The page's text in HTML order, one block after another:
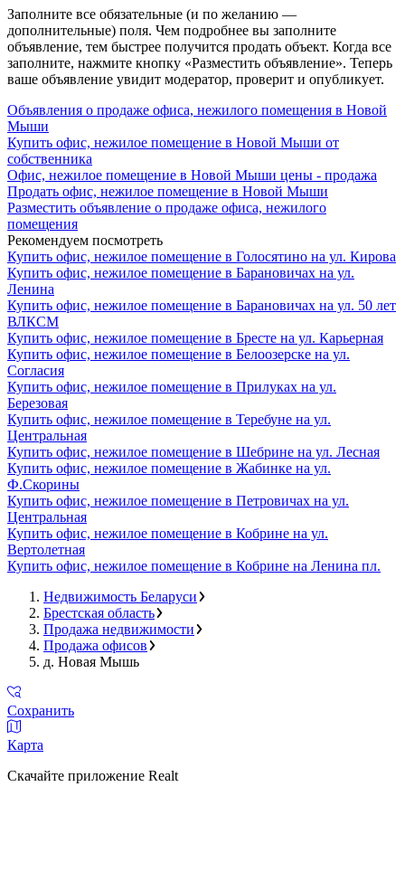
Заполните все обязательные (и по желанию —
дополнительные) поля. Чем подробнее вы заполните
объявление, тем быстрее получится продать объект. Когда все
заполните, нажмите кнопку «Разместить объявление». Теперь
ваше объявление увидит модератор, проверит и опубликует.
Объявления о продаже офиса, нежилого помещения в Новой
Мыши
Купить офис, нежилое помещение в Новой Мыши от
собственника
Офис, нежилое помещение в Новой Мыши цены - продажа
Продать офис, нежилое помещение в Новой Мыши
Разместить объявление о продаже офиса, нежилого
помещения
Рекомендуем посмотреть
Купить офис, нежилое помещение в Голосятино на ул. Кирова
Купить офис, нежилое помещение в Барановичах на ул.
Ленина
Купить офис, нежилое помещение в Барановичах на ул. 50 лет
ВЛКСМ
Купить офис, нежилое помещение в Бресте на ул. Карьерная
Купить офис, нежилое помещение в Белоозерске на ул.
Согласия
Купить офис, нежилое помещение в Прилуках на ул.
Березовая
Купить офис, нежилое помещение в Теребуне на ул.
Центральная
Купить офис, нежилое помещение в Шебрине на ул. Лесная
Купить офис, нежилое помещение в Жабинке на ул.
Ф.Скорины
Купить офис, нежилое помещение в Петровичах на ул.
Центральная
Купить офис, нежилое помещение в Кобрине на ул.
Вертолетная
Купить офис, нежилое помещение в Кобрине на Ленина пл.
Недвижимость Беларуси
Брестская область
Продажа недвижимости
Продажа офисов
д. Новая Мышь
Сохранить
Карта
Скачайте приложение Realt